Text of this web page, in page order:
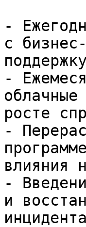
-
с
-
росте
-
влияния
-
и